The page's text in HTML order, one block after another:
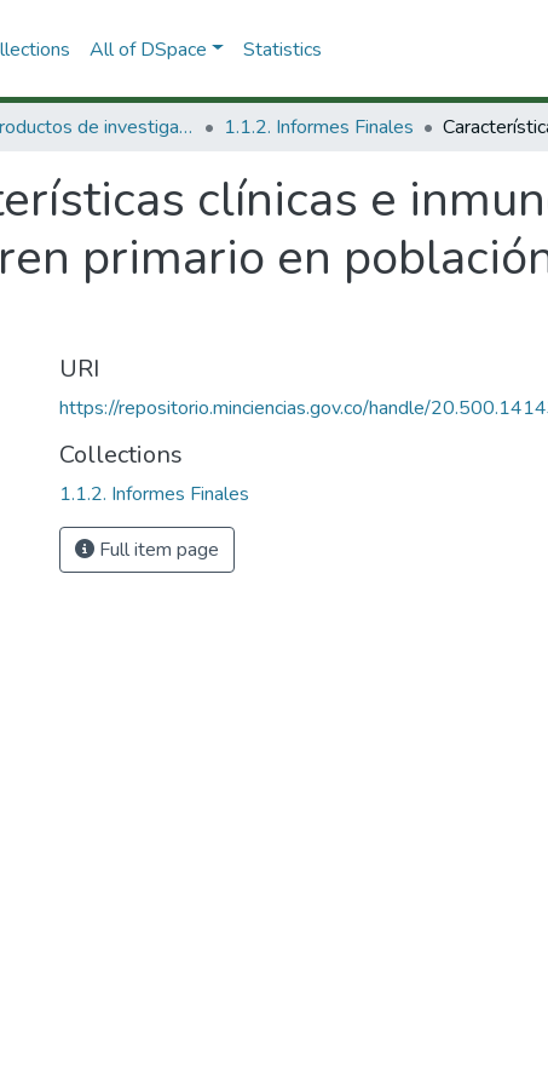
All of DSpace Statistics
1.1 Productos de investigación 1.1.2. Informes Finales
clínicas e
primario en
URI
https://repositorio.minciencias.gov.co/handle/
Collections
1.1.2. Informes Finales
Full item page